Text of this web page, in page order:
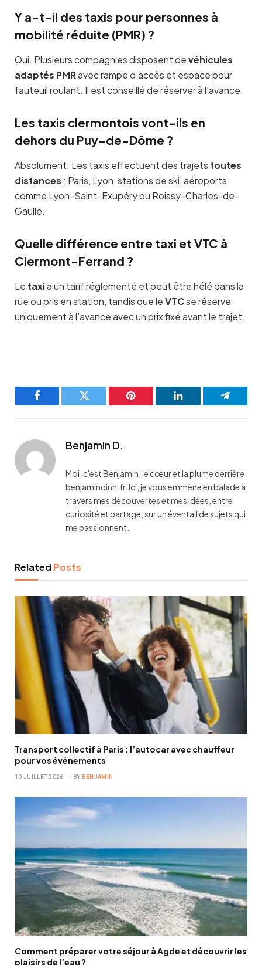
Y a-t-il des taxis pour personnes à
mobilité réduite (PMR) ?
Oui. Plusieurs compagnies disposent de véhicules
adaptés PMR avec rampe d’accès et espace pour
fauteuil roulant. Il est conseillé de réserver à l’avance.
Les taxis clermontois vont-ils en
dehors du Puy-de-Dôme ?
Absolument. Les taxis effectuent des trajets toutes
distances : Paris, Lyon, stations de ski, aéroports
comme Lyon-Saint-Exupéry ou Roissy-Charles-de-
Gaulle.
Quelle différence entre taxi et VTC à
Clermont-Ferrand ?
Le taxia un tarif réglementé et peut être hélé dans la
rue ou pris en station, tandis que le VTCse réserve
uniquement à l’avance avec un prix fixé avant le trajet.
Facebook Twitter Pinterest LinkedIn
Benjamin D.
Moi, c'est Benjamin, le cœur et la plume derrière
benjamindinh.fr. Ici, je vous emmène en balade à
travers mes découvertes et mes idées, entre
curiosité et partage, sur un éventail de sujets qui
me passionnent.
RelatedPosts
Transport collectif à Paris : l’autocar avec chauffeur
pour vos événements
10 JUILLET 2026 BY BENJAMIN
Comment préparer votre séjour à Agde et découvrir les
plaisirs de l’eau ?